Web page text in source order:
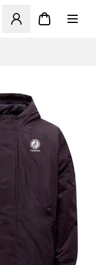
en Modal for å